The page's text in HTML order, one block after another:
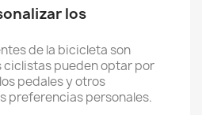
los
de la bicicleta son
ciclistas pueden optar por
pedales y otros
preferencias personales.